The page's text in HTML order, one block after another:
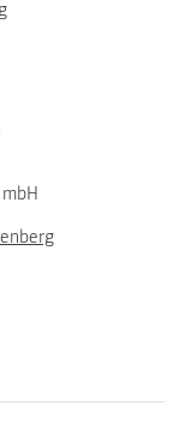
FH JOANNEUM Logo